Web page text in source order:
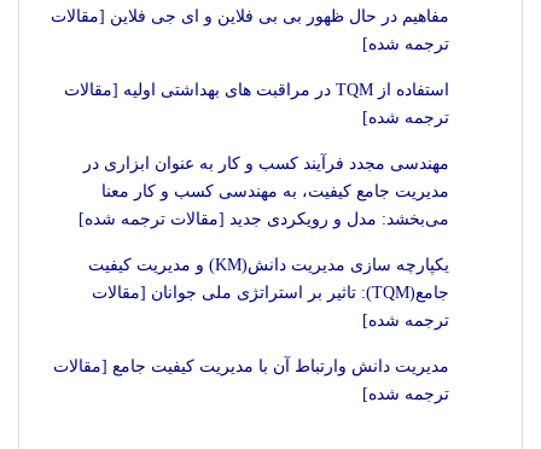
مفاهیم در حال ظهور بی بی فلاین و ای جی فلاین [مقالات
ترجمه شده]
استفاده از TQM در مراقبت های بهداشتی اولیه [مقالات
ترجمه شده]
مهندسی مجدد فرآیند کسب و کار به عنوان ابزاری در
مدیریت جامع کیفیت، به مهندسی کسب و کار معنا
می‌بخشد: مدل و رویکردی جدید [مقالات ترجمه شده]
یکپارچه سازی مدیریت دانش(KM) و مدیریت کیفیت
جامع(TQM): تاثیر بر استراتژی ملی جوانان [مقالات
ترجمه شده]
مدیریت دانش وارتباط آن با مدیریت کیفیت جامع [مقالات
ترجمه شده]